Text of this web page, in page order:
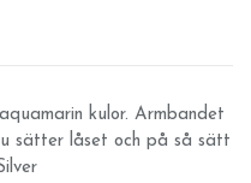
kulor. Armbandet
sätter låset och på så sätt